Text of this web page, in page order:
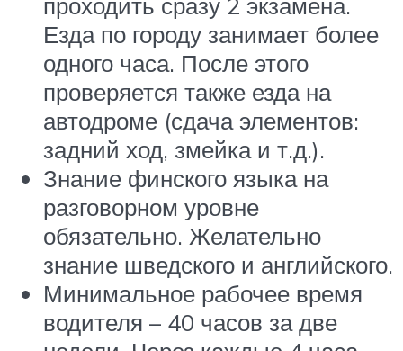
Езда по городу занимает более
одного часа. После этого
проверяется также езда на
автодроме (сдача элементов:
задний ход, змейка и т.д.).
Знание финского языка на
разговорном уровне
обязательно. Желательно
знание шведского и английского.
Минимальное рабочее время
водителя – 40 часов за две